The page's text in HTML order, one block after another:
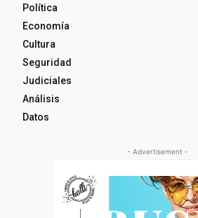
Política
Economía
Cultura
Seguridad
Judiciales
Análisis
Datos
- Advertisement -